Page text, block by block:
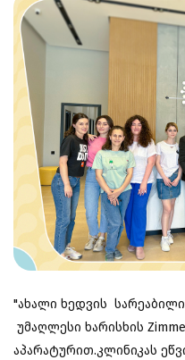
"ახალი ხედვის
უმაღლესი ხარისხის
აპარატურით.კლინიკას